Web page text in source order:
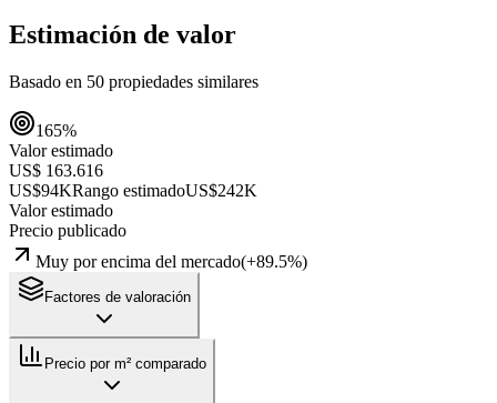
Estimación de valor
Basado en 50 propiedades similares
165%
Valor estimado
US$ 163.616
US$94KRango estimadoUS$242K
Valor estimado
Precio publicado
Muy por encima del mercado(+89.5%)
Factores de valoración
Precio por m² comparado